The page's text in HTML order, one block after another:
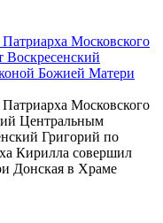
Московского
Воскресенский
Божией Матери
Московского
Центральным
Григорий по
Кирилла совершил
Донская в Храме